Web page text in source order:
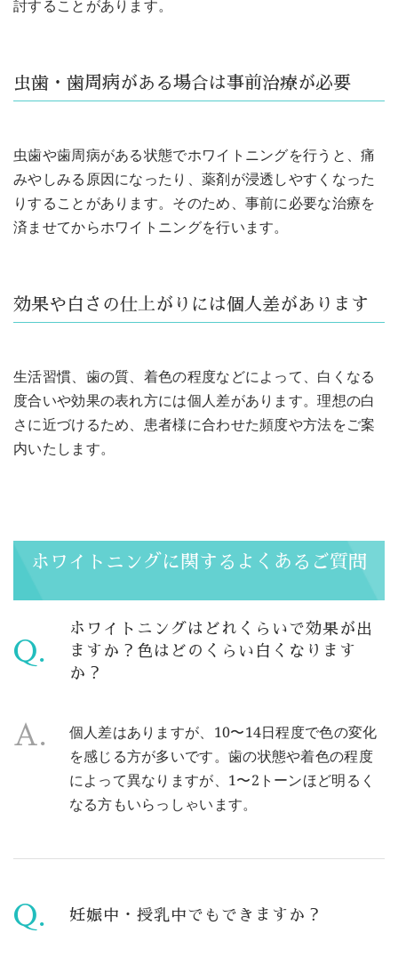
討することがあります。
虫歯・歯周病がある場合は事前治療が必要
虫歯や歯周病がある状態でホワイトニングを行うと、痛
みやしみる原因になったり、薬剤が浸透しやすくなった
りすることがあります。そのため、事前に必要な治療を
済ませてからホワイトニングを行います。
効果や白さの仕上がりには個人差があります
生活習慣、歯の質、着色の程度などによって、白くなる
度合いや効果の表れ方には個人差があります。理想の白
さに近づけるため、患者様に合わせた頻度や方法をご案
内いたします。
ホワイトニングに関するよくあるご質問
Q.
ホワイトニングはどれくらいで効果が出
ますか？色はどのくらい白くなります
か？
A.
個人差はありますが、10〜14日程度で色の変化
を感じる方が多いです。歯の状態や着色の程度
によって異なりますが、1〜2トーンほど明るく
なる方もいらっしゃいます。
Q. 妊娠中・授乳中でもできますか？